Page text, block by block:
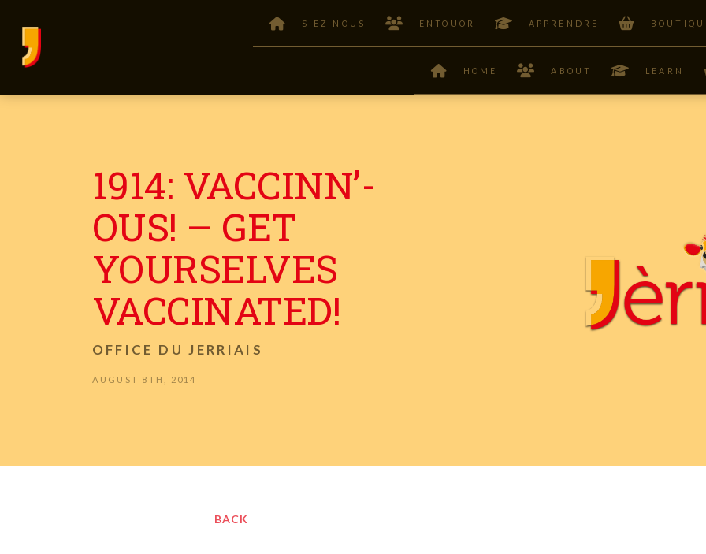
SIEZ NOUS ENTOUOR APPRENDRE
HOME ABOUT LEARN
1914: VACCINN’-
OUS! – GET
YOURSELVES
VACCINATED!
OFFICE DU JERRIAIS
AUGUST 8TH, 2014
BACK